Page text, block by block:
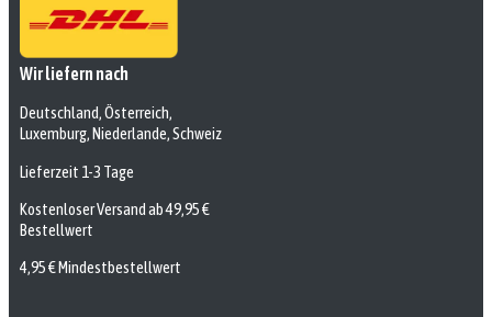
Wir liefern nach
Deutschland, Österreich,
Luxemburg, Niederlande, Schweiz
Lieferzeit 1-3 Tage
Kostenloser Versand ab 49,95 €
Bestellwert
4,95 € Mindestbestellwert